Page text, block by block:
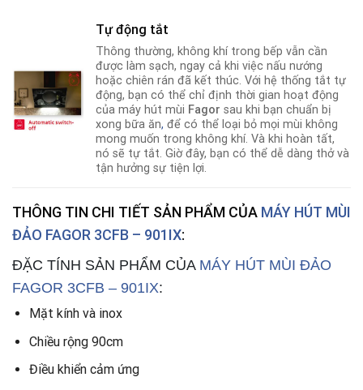
Tự động tắt
Thông thường, không khí trong bếp vẫn cần
được làm sạch, ngay cả khi việc nấu nướng
hoặc chiên rán đã kết thúc. Với hệ thống tắt tự
động, bạn có thể chỉ định thời gian hoạt động
của máy hút mùi Fagorsau khi bạn chuẩn bị
xong bữa ăn, để có thể loại bỏ mọi mùi không
mong muốn trong không khí. Và khi hoàn tất,
nó sẽ tự tắt. Giờ đây, bạn có thể dễ dàng thở và
tận hưởng sự tiện lợi.
THÔNG TIN CHI TIẾT SẢN PHẨM CỦA MÁY HÚT MÙI
ĐẢO FAGOR 3CFB – 901IX:
ĐẶC TÍNH SẢN PHẨM CỦA MÁY HÚT MÙI ĐẢO
FAGOR 3CFB – 901IX:
Mặt kính và inox
Chiều rộng 90cm
Điều khiển cảm ứng